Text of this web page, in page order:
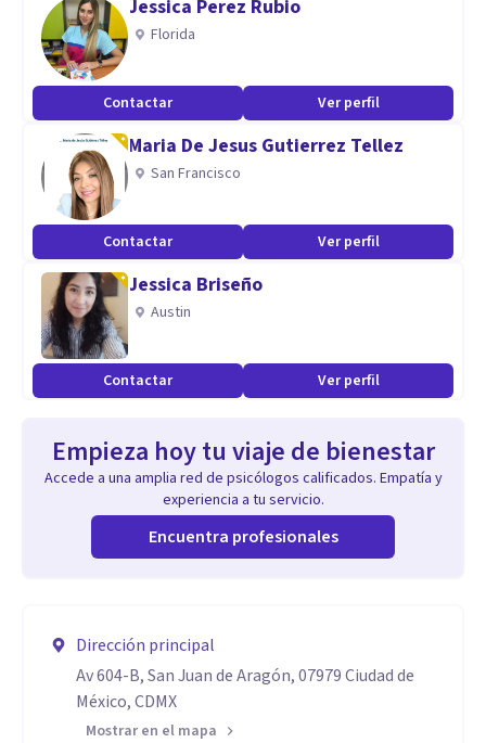
Jessica Perez Rubio
Florida
Contactar Ver perfil
Maria De Jesus Gutierrez Tellez
San Francisco
Contactar Ver perfil
Jessica Briseño
Austin
Contactar Ver perfil
Empieza hoy tu viaje de bienestar
Accede a una amplia red de psicólogos calificados. Empatía y
experiencia a tu servicio.
Encuentra profesionales
Dirección principal
Av 604-B, San Juan de Aragón, 07979 Ciudad de
México, CDMX
Mostrar en el mapa